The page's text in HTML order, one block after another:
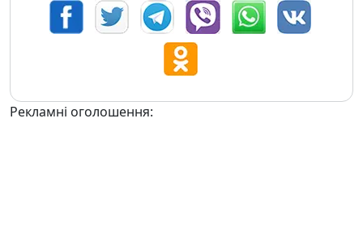
Рекламні оголошення: